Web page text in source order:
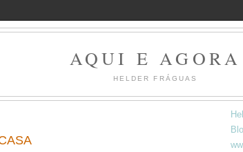
AQUI E AGORA
HELDER FRÁGUAS